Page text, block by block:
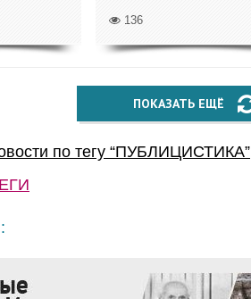
136
ПОКАЗАТЬ ЕЩЁ
по тегу “ПУБЛИЦИСТИКА”